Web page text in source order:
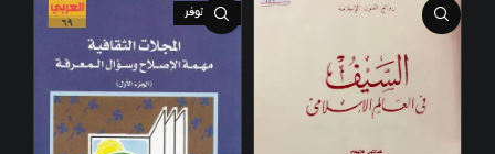
غير متوفر